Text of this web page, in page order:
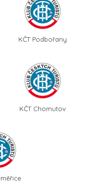
KČT Podbořany
KČT Chomutov